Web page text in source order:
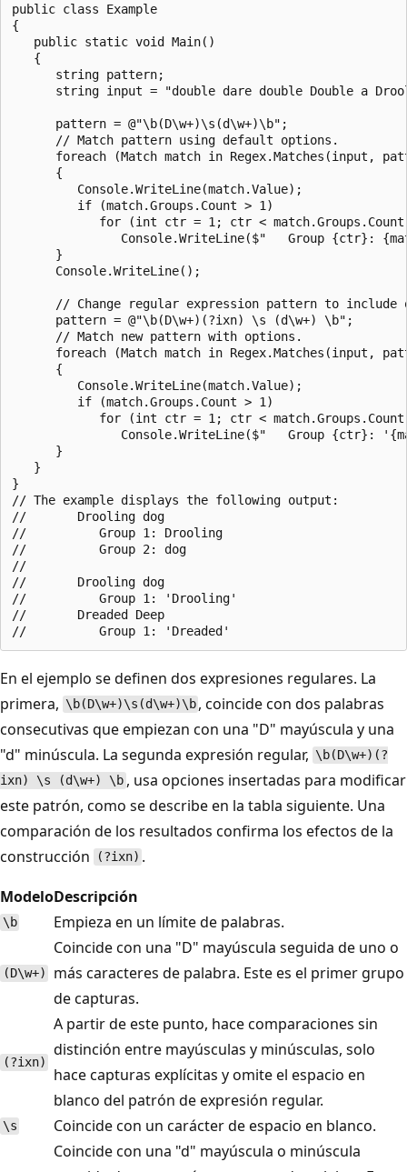
public class Example
{
   public static void Main()
   {
      string pattern;
string input = "double dare double Double a
      pattern = @"\b(D\w+)\s(d\w+)\b";
      // Match pattern using default options.
foreach (Match match in Regex.Matches(input,
      {
         Console.WriteLine(match.Value);
         if (match.Groups.Count > 1)
for (int ctr = 1; ctr <
Console.WriteLine($"   Group {ctr}:
      }
      Console.WriteLine();
// Change regular expression pattern to include
      pattern = @"\b(D\w+)(?ixn) \s (d\w+) \b";
      // Match new pattern with options.
foreach (Match match in Regex.Matches(input,
      {
         Console.WriteLine(match.Value);
         if (match.Groups.Count > 1)
for (int ctr = 1; ctr <
Console.WriteLine($"   Group {ctr}:
      }
   }
}
// The example displays the following output:
//       Drooling dog
//          Group 1: Drooling
//          Group 2: dog
//
//       Drooling dog
//          Group 1: 'Drooling'
//       Dreaded Deep
En el ejemplo se definen dos expresiones regulares. La
primera, \b(D\w+)\s(d\w+)\b , coincide con dos palabras
consecutivas que empiezan con una "D" mayúscula y una
"d" minúscula. La segunda expresión regular, \b(D\w+)(?
ixn) \s (d\w+) \b , usa opciones insertadas para modificar
este patrón, como se describe en la tabla siguiente. Una
comparación de los resultados confirma los efectos de la
construcción
(?ixn) .
ModeloDescripción
\b Empieza en un límite de palabras.
(D\w+)
Coincide con una "D" mayúscula seguida de uno o
más caracteres de palabra. Este es el primer grupo
de capturas.
(?ixn)
A partir de este punto, hace comparaciones sin
distinción entre mayúsculas y minúsculas, solo
hace capturas explícitas y omite el espacio en
blanco del patrón de expresión regular.
\s
Coincide con un carácter de espacio en blanco.
Coincide con una "d" mayúscula o minúscula